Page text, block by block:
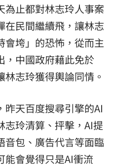
為止都對林志玲人事案
在民間繼續飛，讓林志
會垮」的恐怖，從而主
，中國政府藉此免於
林志玲獲得輿論同情。
昨天百度搜尋引擎的AI
志玲清算、抨擊，AI提
音包、廣告代言等面臨
能會覺得只是AI衝流